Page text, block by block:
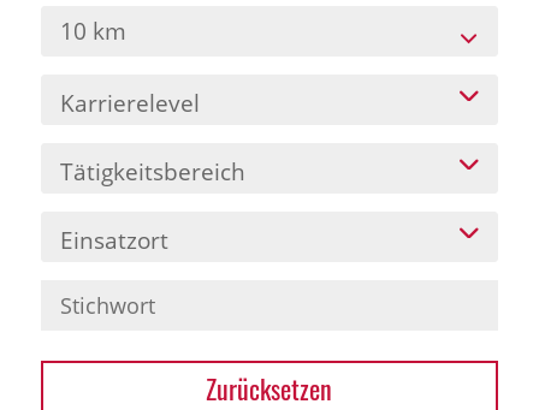
News Archiv
10 km
Karrierelevel
Tätigkeitsbereich
Einsatzort
Zurücksetzen